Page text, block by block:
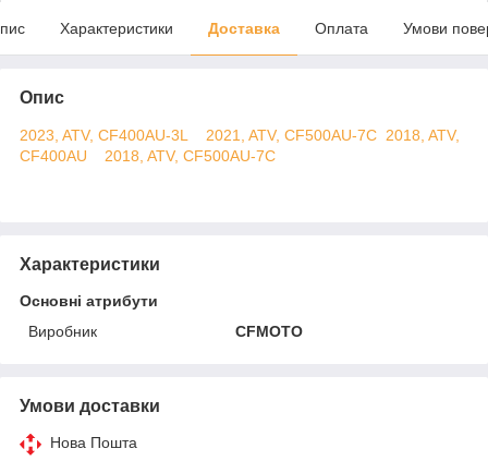
Характеристики Доставка Оплата Умови
Опис
2023, ATV, CF400AU-3L 2021, ATV, CF500AU-7C 2018, ATV,
CF400AU
2018, ATV, CF500AU-7C
Характеристики
Основні атрибути
Виробник
CFMOTO
Умови доставки
Нова Пошта